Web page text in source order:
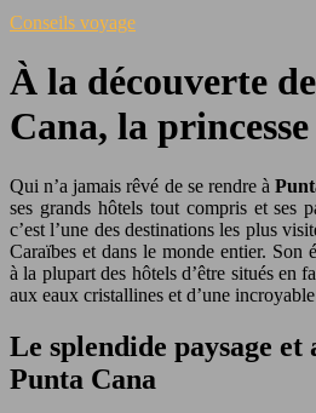
Conseils voyage
À la découverte
Cana, la
Qui n’a jamais rêvé de se rendre à
ses grands hôtels tout compris et ses
c’est l’une des destinations les plus
Caraïbes et dans le monde entier. Son
à la plupart des hôtels d’être situés en
aux eaux cristallines et d’une
Le splendide paysage et
Punta Cana